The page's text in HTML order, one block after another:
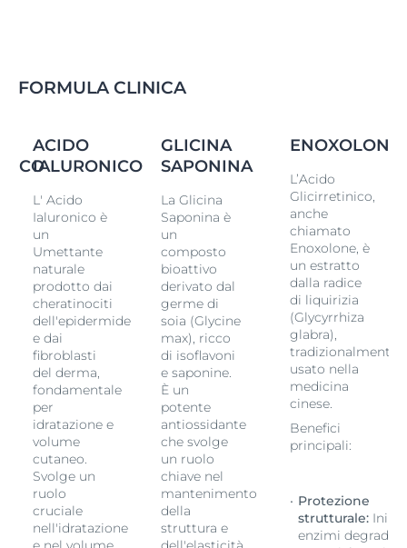
Il formato ricarica è realizzato con il 90% di plastica in
rifiuti di plastica e a un ciclo di consumo più
sostenibile. Compatibile con tutti i vasi standard delle
(1) Rispetto all'Acido Ialuronico ad alta densità
molecolare, anch'esso utilizzato nella formula.
FORMULA CLINICA
ACIDO
IALURONICO
L' Acido
Ialuronico è
un
Umettante
naturale
prodotto dai
cheratinociti
dell'epidermide
e dai
fibroblasti
del derma,
fondamentale
per
idratazione e
volume
cutaneo.
Svolge un
ruolo
cruciale
nell'idratazione
GLICINA
SAPONINA
La Glicina
Saponina è
un
composto
bioattivo
derivato dal
germe di
soia (Glycine
max), ricco
di isoflavoni
e saponine.
È un
potente
antiossidante
che svolge
un ruolo
chiave nel
mantenimento
della
struttura e
ENOXOLONE
L’Acido
Glicirretinico,
anche
chiamato
Enoxolone, è
un estratto
dalla radice
di liquirizia
(Glycyrrhiza
glabra),
tradizionalmente
usato nella
medicina
cinese.
Benefici
principali:
Protezione
strutturale:
enzimi